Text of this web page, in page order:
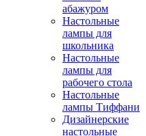
абажуром
Настольные
лампы для
школьника
Настольные
лампы для
рабочего стола
Настольные
лампы Тиффани
Дизайнерские
настольные